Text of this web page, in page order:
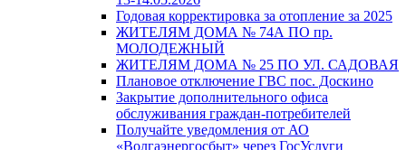
Годовая корректировка за отопление за 2025
ЖИТЕЛЯМ ДОМА № 74А ПО пр.
МОЛОДЕЖНЫЙ
ЖИТЕЛЯМ ДОМА № 25 ПО УЛ. САДОВАЯ
Плановое отключение ГВС пос. Доскино
Закрытие дополнительного офиса
обслуживания граждан-потребителей
Получайте уведомления от АО
«Волгаэнергосбыт» через ГосУслуги